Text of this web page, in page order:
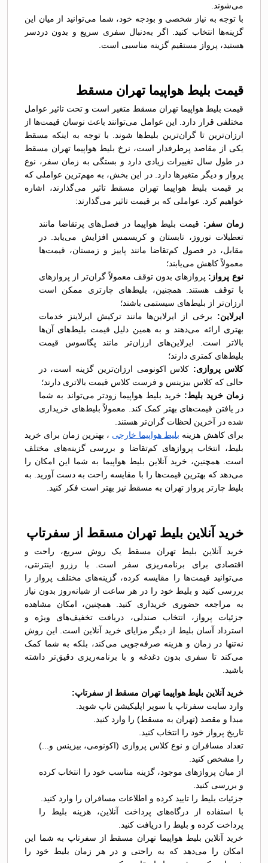
می‌شوند.
با توجه به نیاز شخصی و بودجه خود، شما می‌توانید از میان این
گزینه‌ها انتخاب کنید. اگر به‌دنبال سفری سریع و بدون دردسر
هستید، پرواز مستقیم گزینه مناسبی است.
قیمت بلیط هواپیما تهران مسقط
قیمت بلیط هواپیما تهران مسقط متغیر است و تحت تاثیر عوامل
مختلفی قرار دارد. این عوامل می‌توانند باعث نوسان قیمت‌ها از
ارزان‌ترین تا گران‌ترین بلیط‌ها شوند. با توجه به اینکه مسقط
یکی از مقاصد پرطرفدار است، نرخ بلیط هواپیما تهران مسقط
در طول سال تغییرات زیادی دارد و بستگی به زمان سفر، نوع
پرواز و دیگر متغیرها دارد. در این بخش، به مهم‌ترین عواملی که
بر قیمت بلیط هواپیما تهران مسقط تاثیر می‌گذارند، اشاره
خواهیم کرد. عواملی که بر قیمت تاثیر می‌گذارند:
زمان سفر: قیمت بلیط هواپیما در فصل‌های پرتقاضا مانند
تعطیلات نوروز، تابستان و کریسمس افزایش می‌یابد. در
مقابل، در فصول کم‌تقاضا مانند پاییز و زمستان، قیمت‌ها
معمولاً کاهش می‌یابند؛
نوع پرواز: پروازهای بدون توقف معمولاً گران‌تر از پروازهای
با توقف هستند. همچنین، بلیط‌های چارتری ممکن است
ارزان‌تر از بلیط‌های سیستمی باشند؛
ایرلاین: برخی از ایرلاین‌ها مانند ترکیش ایرلاینز خدمات
بهتری ارائه می‌دهند و به همین دلیل قیمت بلیط‌های آن‌ها
بالاتر است. ایرلاین‌های ارزان‌تر مانند پگاسوس قیمت
بلیط‌های کمتری دارند؛
کلاس پروازی: کلاس اکونومی ارزان‌ترین گزینه است، در
حالی که کلاس بیزینس و فرست کلاس قیمت بالاتری دارند؛
زمان خرید بلیط: خرید بلیط هواپیما زودتر می‌تواند به شما
در یافتن قیمت‌های بهتر کمک کند. معمولاً بلیط‌های خریداری
شده در آخرین لحظات گران‌تر هستند.
برای کاهش هزینه‌ بلیط هواپیما خارجی ، بهترین زمان برای خرید
بلیط، انتخاب پروازهای کم‌تقاضا و بررسی گزینه‌های مختلف
است. همچنین، خرید آنلاین بلیط هواپیما به شما این امکان را
می‌دهد که بهترین قیمت‌ها را با مقایسه راحت به دست آورید. به
بلیط چارتر پرواز تهران به مسقط نیز بهتر است فکر کنید.
خرید آنلاین بلیط تهران مسقط از سفرتاپ
خرید آنلاین بلیط تهران مسقط یک روش سریع، راحت و
اقتصادی برای برنامه‌ریزی سفر است. با رزرو اینترنتی،
می‌توانید قیمت‌ها را مقایسه کرده، گزینه‌های مختلف پرواز را
بررسی کنید و بلیط خود را در هر ساعت از شبانه‌روز بدون نیاز
به مراجعه حضوری خریداری کنید. همچنین، امکان مشاهده
جزئیات پرواز، انتخاب صندلی، دریافت تخفیف‌های ویژه و
استرداد آسان بلیط از دیگر مزایای خرید آنلاین است. این روش
نه‌تنها در زمان و هزینه صرفه‌جویی می‌کند، بلکه به شما کمک
می‌کند تا سفری بدون دغدغه و با برنامه‌ریزی دقیق‌تر داشته
باشید.
خرید آنلاین بلیط هواپیما تهران مسقط از سفرتاپ:
وارد سایت سفرتاپ یا سوپر اپلیکیشن تاپ شوید.
مبدا و مقصد (تهران به مسقط) را وارد کنید.
تاریخ پرواز خود را انتخاب کنید.
تعداد مسافران و نوع کلاس پروازی (اکونومی، بیزینس و...)
را مشخص کنید.
از میان پروازهای موجود، گزینه مناسب خود را انتخاب کرده
و بررسی کنید.
جزئیات بلیط را تایید کرده و اطلاعات مسافران را وارد کنید.
با استفاده از درگاه‌های پرداخت آنلاین، هزینه بلیط را
پرداخت کرده و بلیط را دریافت کنید.
خرید آنلاین بلیط هواپیما تهران مسقط از سفرتاپ به شما این
امکان را می‌دهد که به راحتی و در هر زمان بلیط خود را